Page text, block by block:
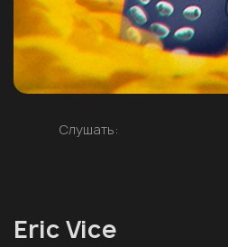
Слушать:
Eric Vice